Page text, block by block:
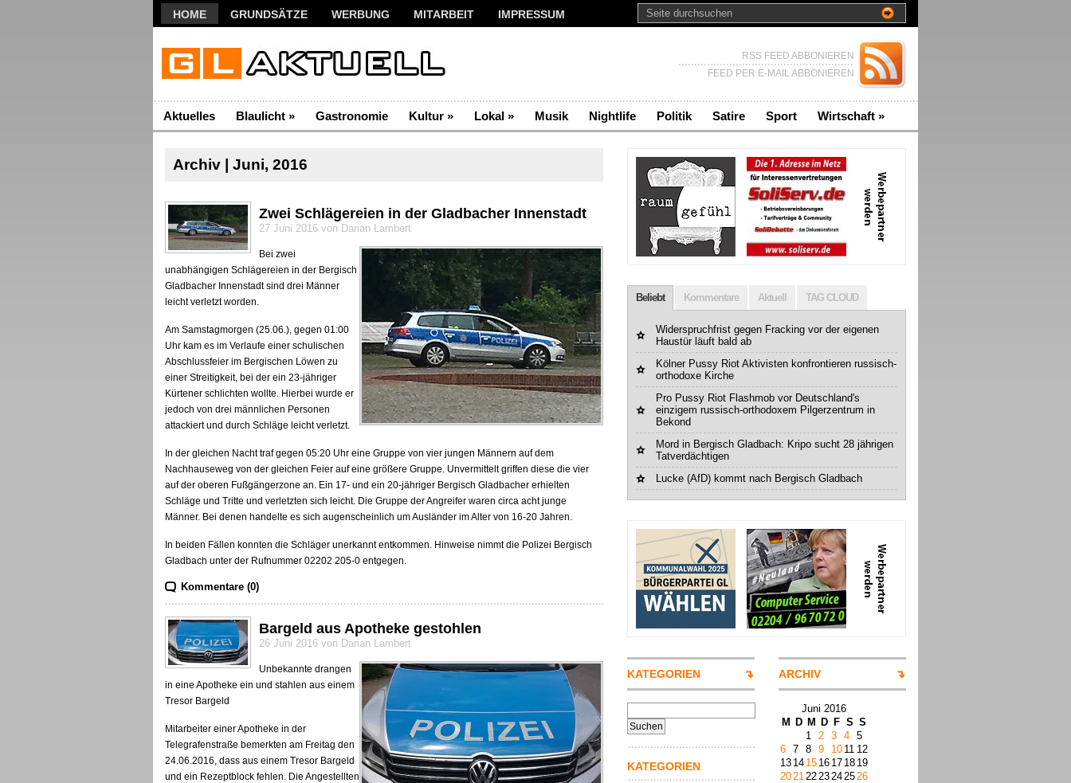
HOME GRUNDSÄTZE WERBUNG MITARBEIT IMPRESSUM
RSS FEED ABBONIEREN
FEED PER E-MAIL ABBONIEREN
Aktuelles Blaulicht » Gastronomie Kultur » Lokal » Musik Nightlife Politik Satire Sport Wirtschaft »
Archiv | Juni, 2016
Zwei Schlägereien in der Gladbacher Innenstadt
27 Juni 2016 von Darian Lambert
Bei zwei
unabhängigen Schlägereien in der Bergisch
Gladbacher Innenstadt sind drei Männer
leicht verletzt worden.
Am Samstagmorgen (25.06.), gegen 01:00
Uhr kam es im Verlaufe einer schulischen
Abschlussfeier im Bergischen Löwen zu
einer Streitigkeit, bei der ein 23-jähriger
Kürtener schlichten wollte. Hierbei wurde er
jedoch von drei männlichen Personen
attackiert und durch Schläge leicht verletzt.
In der gleichen Nacht traf gegen 05:20 Uhr eine Gruppe von vier jungen Männern auf dem
Nachhauseweg von der gleichen Feier auf eine größere Gruppe. Unvermittelt griffen diese die vier
auf der oberen Fußgängerzone an. Ein 17- und ein 20-jähriger Bergisch Gladbacher erhielten
Schläge und Tritte und verletzten sich leicht. Die Gruppe der Angreifer waren circa acht junge
Männer. Bei denen handelte es sich augenscheinlich um Ausländer im Alter von 16-20 Jahren.
In beiden Fällen konnten die Schläger unerkannt entkommen. Hinweise nimmt die Polizei Bergisch
Gladbach unter der Rufnummer 02202 205-0 entgegen.
Kommentare (0)
Bargeld aus Apotheke gestohlen
26 Juni 2016 von Darian Lambert
Unbekannte drangen
in eine Apotheke ein und stahlen aus einem
Tresor Bargeld
Mitarbeiter einer Apotheke in der
Telegrafenstraße bemerkten am Freitag den
24.06.2016, dass aus einem Tresor Bargeld
und ein Rezeptblock fehlen. Die Angestellten
Beliebt Kommentare Aktuell TAG CLOUD
Widerspruchfrist gegen Fracking vor der eigenen
Haustür läuft bald ab
Kölner Pussy Riot Aktivisten konfrontieren russisch-
orthodoxe Kirche
Pro Pussy Riot Flashmob vor Deutschland's
einzigem russisch-orthodoxem Pilgerzentrum in
Bekond
Mord in Bergisch Gladbach: Kripo sucht 28 jährigen
Tatverdächtigen
Lucke (AfD) kommt nach Bergisch Gladbach
KATEGORIEN
nach:
KATEGORIEN
ARCHIV
Juni 2016
M
D M D F S S
1 2 3 4 5
6 7 8 9 10 11 12
13 14 15 16 17 18 19
20212223242526